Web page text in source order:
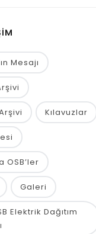
Mesajı
Kılavuzlar
OSB’ler
Galeri
Elektrik Dağıtım